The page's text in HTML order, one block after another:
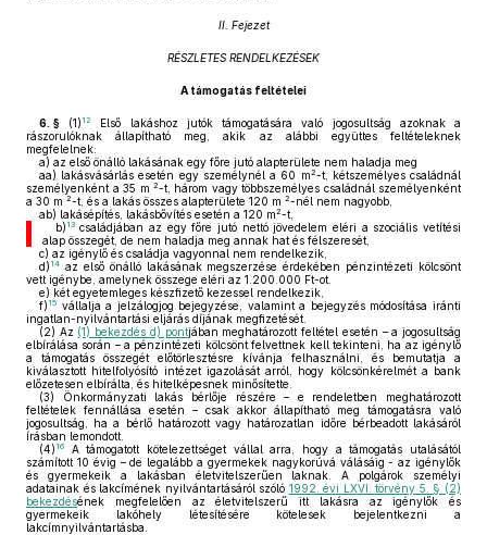
II. Fejezet
RÉSZLETES RENDELKEZÉSEK
A támogatás feltételei
6. § (1) 12
Első lakáshoz jutók támogatására való jogosultság azoknak a
rászorulóknak állapítható meg, akik az alábbi együttes feltételeknek
megfelelnek:
a) az első önálló lakásának egy főre jutó alapterülete nem haladja meg
aa) lakásvásárlás esetén egy személynél a 60 m2-t, kétszemélyes családnál
személyenként a 35 m 2-t, három vagy többszemélyes családnál személyenként
a 30 m 2-t, és a lakás összes alapterülete 120 m 2-nél nem nagyobb,
ab) lakásépítés, lakásbővítés esetén a 120 m2-t,
b) 13családjában az egy főre jutó nettó jövedelem eléri a szociális vetítési
alap összegét, de nem haladja meg annak hat és félszeresét,
c) az igénylő és családja vagyonnal nem rendelkezik,
d) 14 az első önálló lakásának megszerzése érdekében pénzintézeti kölcsönt
vett igénybe, amelynek összege eléri az 1.200.000 Ft-ot.
e) két egyetemleges készfizető kezessel rendelkezik,
f) 15 vállalja a jelzálogjog bejegyzése, valamint a bejegyzés módosítása iránti
ingatlan-nyilvántartási eljárás díjának megfizetését.
(2) Az (1) bekezdés d) pontjában meghatározott feltétel esetén – a jogosultság
elbírálása során – a pénzintézeti kölcsönt felvettnek kell tekinteni, ha az igénylő
a támogatás összegét előtörlesztésre kívánja felhasználni, és bemutatja a
kiválasztott hitelfolyósító intézet igazolását arról, hogy kölcsönkérelmét a bank
előzetesen elbírálta, és hitelképesnek minősítette.
(3) Önkormányzati lakás bérlője részére – e rendeletben meghatározott
feltételek fennállása esetén – csak akkor állapítható meg támogatásra való
jogosultság, ha a bérlő határozott vagy határozatlan időre bérbeadott lakásáról
írásban lemondott.
(4) 16
A támogatott kötelezettséget vállal arra, hogy a támogatás utalásától
számított 10 évig – de legalább a gyermekek nagykorúvá válásáig - az igénylők
és gyermekeik a lakásban életvitelszerűen laknak. A polgárok személyi
adatainak és lakcímének nyilvántartásáról szóló 1992. évi LXVI. törvény 5. § (2)
bekezdésének megfelelően az életvitelszerű itt lakásra az igénylők és
gyermekeik lakóhely létesítésére kötelesek bejelentkezni a
lakcímnyilvántartásba.